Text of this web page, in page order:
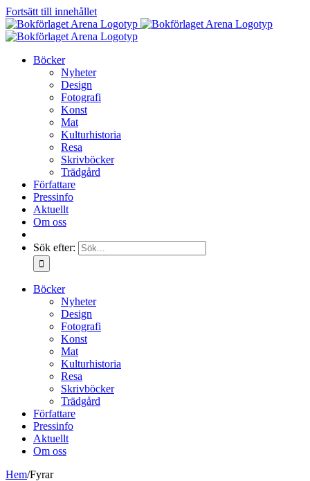
Fortsätt till innehållet
Böcker
Nyheter
Design
Fotografi
Konst
Mat
Kulturhistoria
Resa
Skrivböcker
Trädgård
Författare
Pressinfo
Aktuellt
Om oss
Sök efter:
Böcker
Nyheter
Design
Fotografi
Konst
Mat
Kulturhistoria
Resa
Skrivböcker
Trädgård
Författare
Pressinfo
Aktuellt
Om oss
Hem/Fyrar